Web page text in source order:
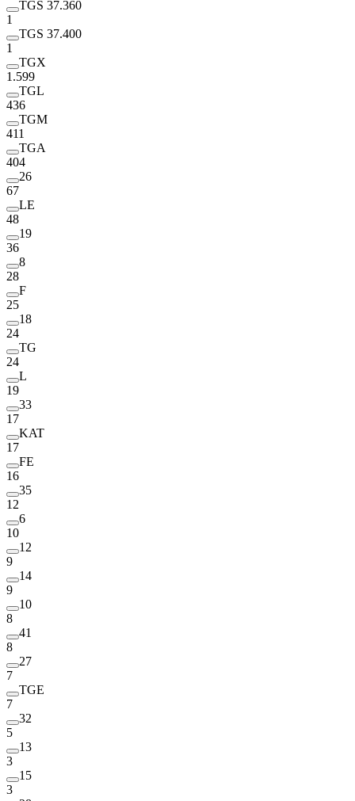
TGS 37.360
1
TGS 37.400
1
TGX
1.599
TGL
436
TGM
411
TGA
404
26
67
LE
48
19
36
8
28
F
25
18
24
TG
24
L
19
33
17
KAT
17
FE
16
35
12
6
10
12
9
14
9
10
8
41
8
27
7
TGE
7
32
5
13
3
15
3